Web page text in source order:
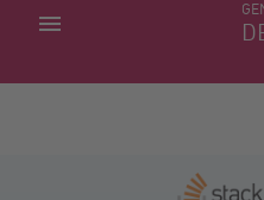
MIS APLICACIONES